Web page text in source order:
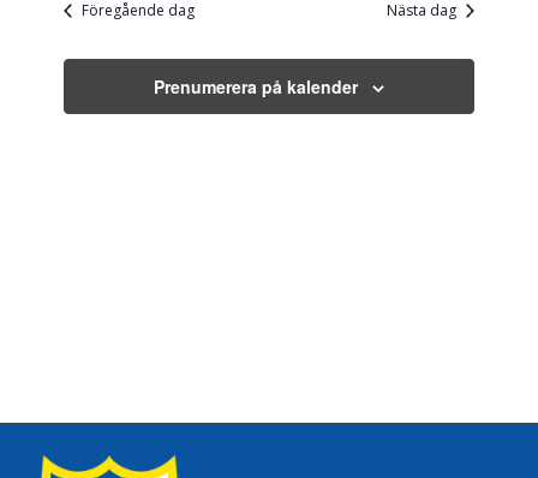
Föregående dag Nästa dag
Prenumerera på kalender